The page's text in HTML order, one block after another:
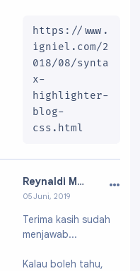
https://www.
igniel.com/2
018/08/synta
x-
highlighter-
blog-
css.html
Reynaldi Megah Miko
05 Juni, 2019
w.blogger.com/pro
file/091326916037
…
Terima kasih sudah
menjawab...
Kalau boleh tahu,